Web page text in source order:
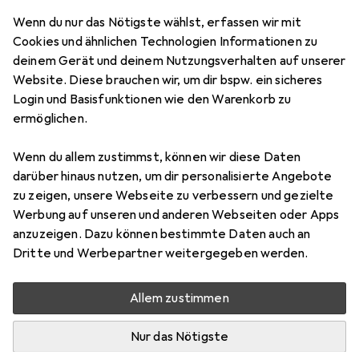
Wenn du nur das Nötigste wählst, erfassen wir mit
Cookies und ähnlichen Technologien Informationen zu
deinem Gerät und deinem Nutzungsverhalten auf unserer
Website. Diese brauchen wir, um dir bspw. ein sicheres
Login und Basisfunktionen wie den Warenkorb zu
ermöglichen.
Wenn du allem zustimmst, können wir diese Daten
darüber hinaus nutzen, um dir personalisierte Angebote
zu zeigen, unsere Webseite zu verbessern und gezielte
Werbung auf unseren und anderen Webseiten oder Apps
anzuzeigen. Dazu können bestimmte Daten auch an
Dritte und Werbepartner weitergegeben werden.
Allem zustimmen
Nur das Nötigste
Diese Seite bleibt immer aktuell und wird automatisch
aktualisiert. i
Performance Upgrade-Kit
Mit dem MOZA SR-P Lite Brake Pedal Performance
Kit verbesserst du das R5 Bremspedal. Die
Kombination aus Feder- und Dämpfungsblock
Das meinen unsere Kunden i
Besseres Feeling